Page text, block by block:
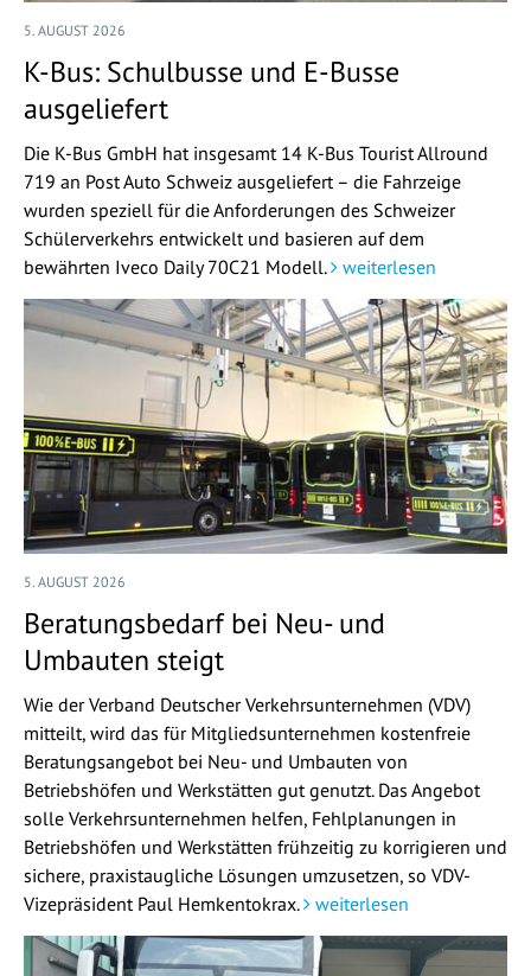
5. AUGUST 2026
K-Bus: Schulbusse und E-Busse
ausgeliefert
Die K-Bus GmbH hat insgesamt 14 K-Bus Tourist Allround
719 an Post Auto Schweiz ausgeliefert – die Fahrzeige
wurden speziell für die Anforderungen des Schweizer
Schülerverkehrs entwickelt und basieren auf dem
bewährten Iveco Daily 70C21 Modell.
weiterlesen
5. AUGUST 2026
Beratungsbedarf bei Neu- und
Umbauten steigt
Wie der Verband Deutscher Verkehrsunternehmen (VDV)
mitteilt, wird das für Mitgliedsunternehmen kostenfreie
Beratungsangebot bei Neu- und Umbauten von
Betriebshöfen und Werkstätten gut genutzt. Das Angebot
solle Verkehrsunternehmen helfen, Fehlplanungen in
Betriebshöfen und Werkstätten frühzeitig zu korrigieren und
sichere, praxistaugliche Lösungen umzusetzen, so VDV-
Vizepräsident Paul Hemkentokrax.
weiterlesen